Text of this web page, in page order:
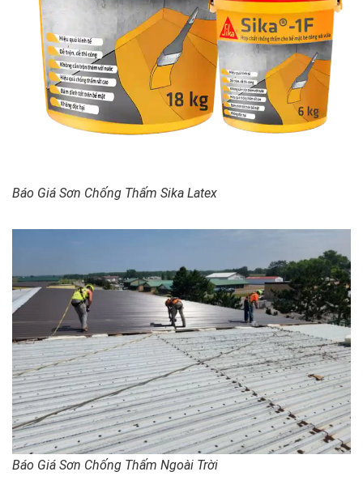
Báo Giá Sơn Chống Thấm Sika Latex
Báo Giá Sơn Chống Thấm Ngoài Trời